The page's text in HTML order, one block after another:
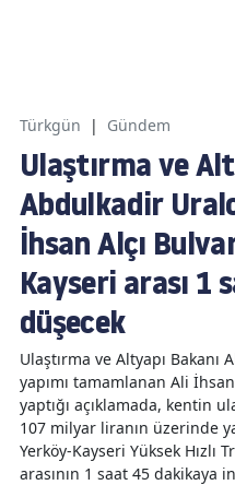
Türkgün | Gündem
Ulaştırma ve
Abdulkadir
İhsan Alçı
Kayseri arası 1
düşecek
Ulaştırma ve Altyapı
yapımı tamamlanan Ali
yaptığı açıklamada, kentin
107 milyar liranın üzerinde
Yerköy-Kayseri Yüksek Hızlı
arasının 1 saat 45 dakikaya